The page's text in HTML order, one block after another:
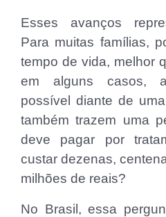
Esses avanços
Para muitas famílias,
tempo de vida, melhor
em alguns casos,
possível diante de
também trazem uma
deve pagar por
custar dezenas,
milhões de reais?
No Brasil, essa